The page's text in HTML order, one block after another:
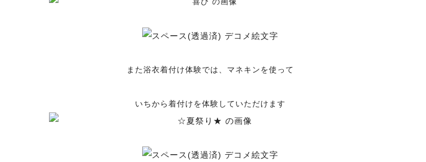
また浴衣着付け体験では、マネキンを使って
いちから着付けを体験していただけます